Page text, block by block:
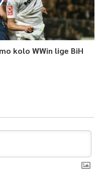
kolo WWin lige BiH